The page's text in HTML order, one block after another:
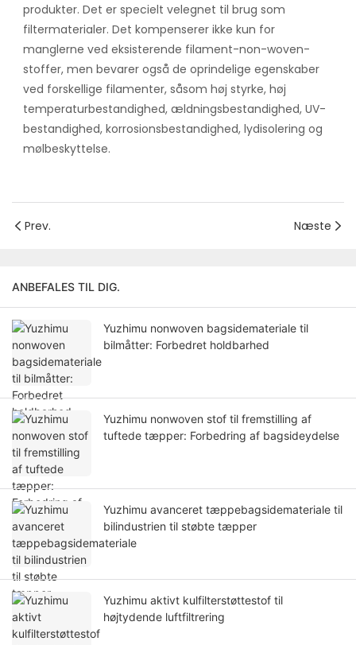
produkter. Det er specielt velegnet til brug som
filtermaterialer. Det kompenserer ikke kun for
manglerne ved eksisterende filament-non-woven-
stoffer, men bevarer også de oprindelige egenskaber
ved forskellige filamenter, såsom høj styrke, høj
temperaturbestandighed, ældningsbestandighed, UV-
bestandighed, korrosionsbestandighed, lydisolering og
mølbeskyttelse.
Prev. Næste
ANBEFALES TIL DIG.
Yuzhimu nonwoven bagsidemateriale til
bilmåtter: Forbedret holdbarhed
Yuzhimu nonwoven stof til fremstilling af
tuftede tæpper: Forbedring af bagsideydelse
Yuzhimu avanceret tæppebagsidemateriale til
bilindustrien til støbte tæpper
Yuzhimu aktivt kulfilterstøttestof til
højtydende luftfiltrering